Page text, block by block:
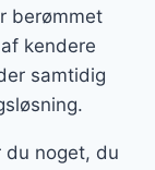
berømmet
kendere
samtidig
noget, du